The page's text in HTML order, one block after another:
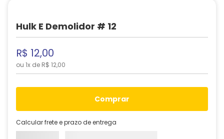
Hulk E Demolidor # 12
R$ 12,00
ou 1x de R$ 12,00
comprar
Calcular frete e prazo de entrega